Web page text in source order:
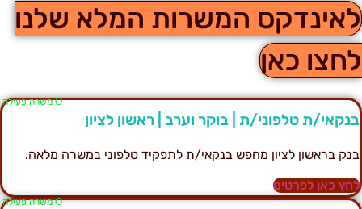
המשרות המלא שלנו
כאן
Ο משרה פעילה
ת טלפוני/ת | בוקר וערב | ראשון לציון
בראשון לציון מחפש בנקאי/ת לתפקיד טלפוני במשרה מלאה.
כאן לפרטים
Ο משרה פעילה